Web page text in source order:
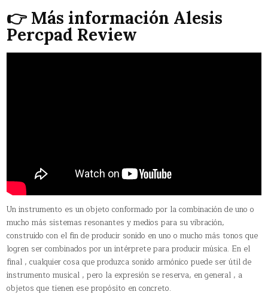
👉 Más información Alesis
Percpad Review
Un instrumento es un objeto conformado por la combinación de uno o
mucho más sistemas resonantes y medios para su vibración,
construido con el fin de producir sonido en uno o mucho más tonos que
logren ser combinados por un intérprete para producir música. En el
final , cualquier cosa que produzca sonido armónico puede ser útil de
instrumento musical , pero la expresión se reserva, en general , a
objetos que tienen ese propósito en concreto.